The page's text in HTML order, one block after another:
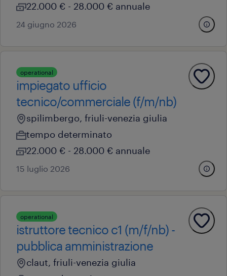
22.000 € - 28.000 € annuale
24 giugno 2026
operational
impiegato ufficio
tecnico/commerciale (f/m/nb)
spilimbergo, friuli-venezia giulia
tempo determinato
22.000 € - 28.000 € annuale
15 luglio 2026
operational
istruttore tecnico c1 (m/f/nb) -
pubblica amministrazione
claut, friuli-venezia giulia